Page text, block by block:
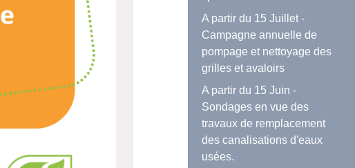
A partir du 15 Juillet -
Campagne annuelle de
pompage et nettoyage des
grilles et avaloirs
A partir du 15 Juin -
Sondages en vue des
travaux de remplacement
des canalisations d'eaux
usées.